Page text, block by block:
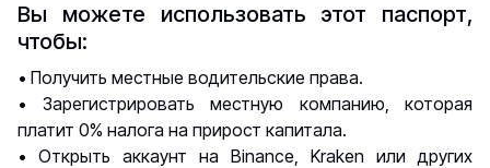
Вы можете использовать этот паспорт,
чтобы:
• Получить местные водительские права.
• Зарегистрировать местную компанию, которая
платит 0% налога на прирост капитала.
• Открыть аккаунт на Binance, Kraken или других